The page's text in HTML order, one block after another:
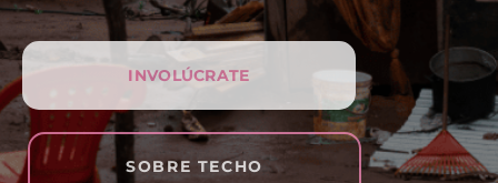
superación de la pobreza.
CONOCÉ LAS OPORTUNIDADES DE
VOLUNTARIADO